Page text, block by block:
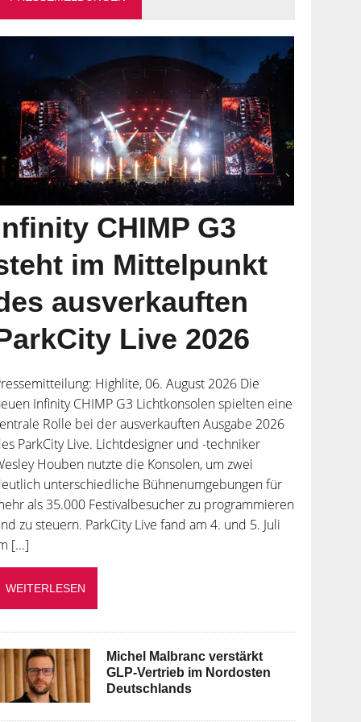
CHIMP G3
im Mittelpunkt
ausverkauften
Live 2026
Highlite, 06. August 2026 Die
Infinity CHIMP G3 Lichtkonsolen spielten eine
Rolle bei der ausverkauften Ausgabe 2026
ParkCity Live. Lichtdesigner und -techniker
Houben nutzte die Konsolen, um zwei
unterschiedliche Bühnenumgebungen für
als 35.000 Festivalbesucher zu programmieren
zu steuern. ParkCity Live fand am 4. und 5. Juli
[...]
WEITERLESEN
Michel Malbranc verstärkt
GLP-Vertrieb im Nordosten
Deutschlands